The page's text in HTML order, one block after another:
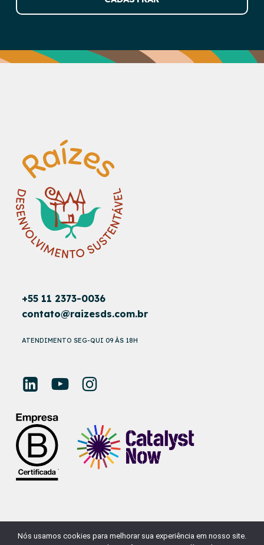
+55 11 2373-0036
contato@raizesds.com.br
ATENDIMENTO SEG-QUI 09 ÀS 18H
© RAÍZES DESENVOLVIMENTO SUSTENTÁVEL
Nós usamos cookies para melhorar sua experiência em nosso site.